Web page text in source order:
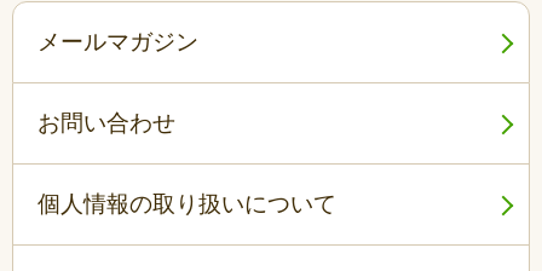
メールマガジン
お問い合わせ
個人情報の取り扱いについて